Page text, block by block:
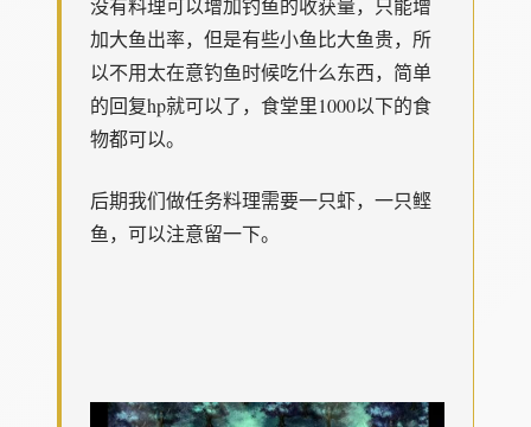
没有料理可以增加钓鱼的收获量，只能增
加大鱼出率，但是有些小鱼比大鱼贵，所
以不用太在意钓鱼时候吃什么东西，简单
的回复hp就可以了，食堂里1000以下的食
物都可以。
后期我们做任务料理需要一只虾，一只鲣
鱼，可以注意留一下。